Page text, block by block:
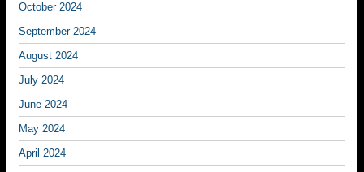
October 2024
September 2024
August 2024
July 2024
June 2024
May 2024
April 2024